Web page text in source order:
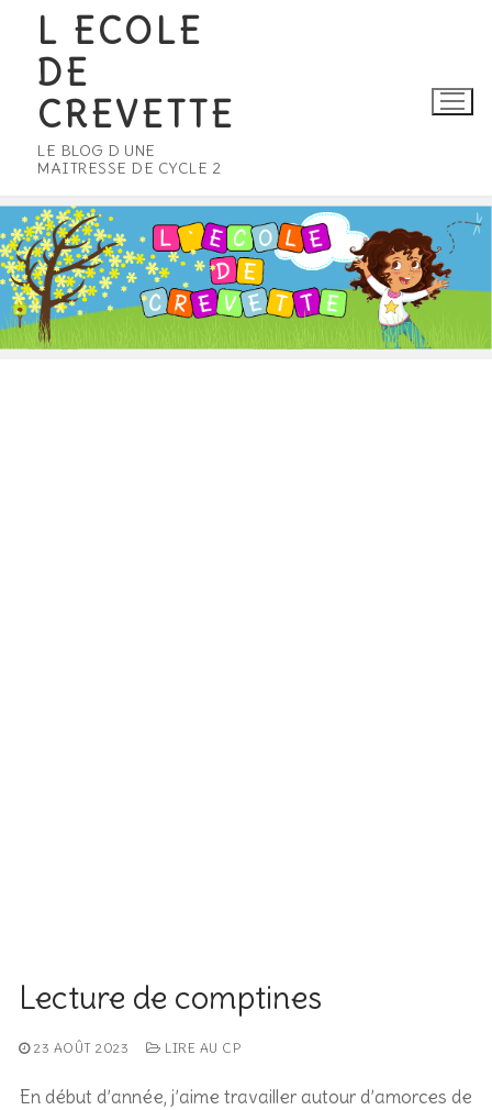
contenu
L ECOLE
DE
CREVETTE
LE BLOG D UNE
MAITRESSE DE CYCLE 2
Lecture de comptines
23 AOÛT 2023 LIRE AU CP
En début d’année, j’aime travailler autour d’amorces de